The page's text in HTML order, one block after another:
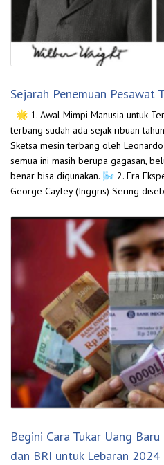
Sejarah Penemuan Pesawat
🌟 1. Awal Mimpi Manusia untuk
terbang sudah ada sejak ribuan
Sketsa mesin terbang oleh
semua ini masih berupa gagasan,
benar bisa digunakan. 🌬️ 2. Era
George Cayley (Inggris) Sering
Begini Cara Tukar Uang
dan BRI untuk Lebaran 2024